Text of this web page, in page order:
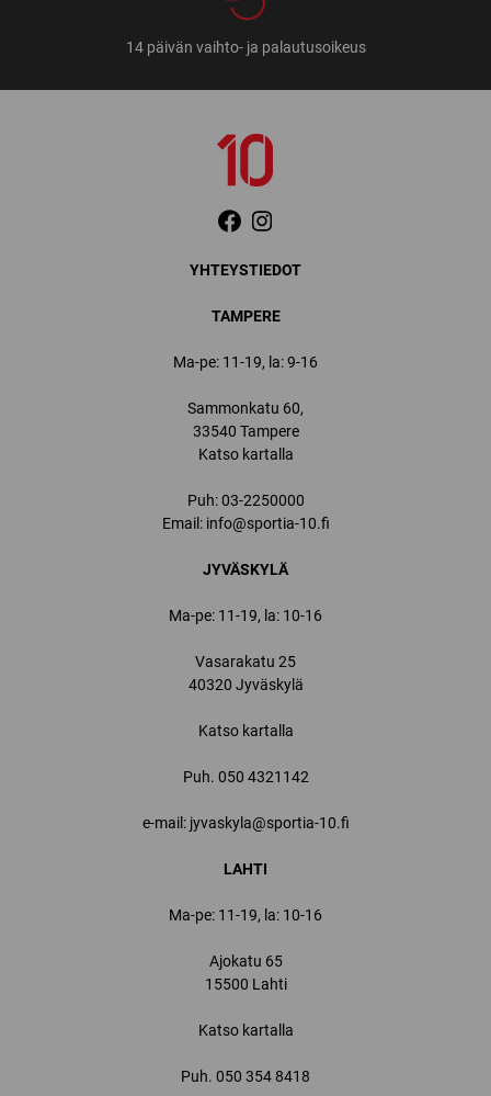
14 päivän vaihto- ja palautusoikeus
YHTEYSTIEDOT
TAMPERE
Ma-pe: 11-19, la: 9-16
Sammonkatu 60,
33540 Tampere
Katso kartalla
Puh:03-2250000
Email: info@sportia-10.fi
JYVÄSKYLÄ
Ma-pe: 11-19, la: 10-16
Vasarakatu 25
40320 Jyväskylä
Katso kartalla
Puh. 050 4321142
e-mail: jyvaskyla@sportia-10.fi
LAHTI
Ma-pe: 11-19, la: 10-16
Ajokatu 65
15500 Lahti
Katso kartalla
Puh. 050 354 8418